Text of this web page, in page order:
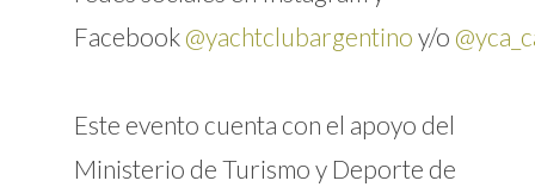
Facebook @yachtclubargentino y/o
Este evento cuenta con el apoyo del
Ministerio de Turismo y Deporte de